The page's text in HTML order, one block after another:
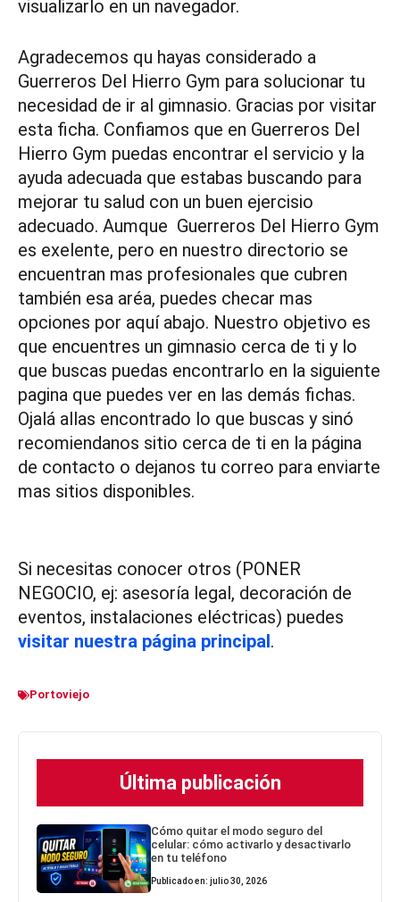
visualizarlo en un navegador.
Agradecemos qu hayas considerado a
Guerreros Del Hierro Gym para solucionar tu
necesidad de ir al gimnasio. Gracias por visitar
esta ficha. Confiamos que en Guerreros Del
Hierro Gym puedas encontrar el servicio y la
ayuda adecuada que estabas buscando para
mejorar tu salud con un buen ejercisio
adecuado. Aumque Guerreros Del Hierro Gym
es exelente, pero en nuestro directorio se
encuentran mas profesionales que cubren
también esa aréa, puedes checar mas
opciones por aquí abajo. Nuestro objetivo es
que encuentres un gimnasio cerca de ti y lo
que buscas puedas encontrarlo en la siguiente
pagina que puedes ver en las demás fichas.
Ojalá allas encontrado lo que buscas y sinó
recomiendanos sitio cerca de ti en la página
de contacto o dejanos tu correo para enviarte
mas sitios disponibles.
Si necesitas conocer otros (PONER
NEGOCIO, ej: asesoría legal, decoración de
eventos, instalaciones eléctricas) puedes
visitar nuestra página principal.
Portoviejo
Última publicación
Cómo quitar el modo seguro del
celular: cómo activarlo y desactivarlo
en tu teléfono
Publicado en: julio 30, 2026